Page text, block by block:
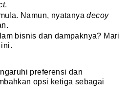
.
Namun, nyatanyadecoy
bisnis dan dampaknya? Mari
preferensi dan
opsi ketiga sebagai